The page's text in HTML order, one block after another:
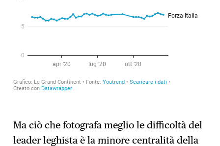
Ma ciò che fotografa meglio le difficoltà del
leader leghista è la minore centralità della